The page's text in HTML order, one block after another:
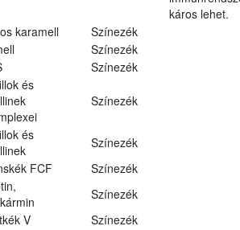
káros lehet.
karamell
Színezék
Színezék
Színezék
és
Színezék
és
Színezék
FCF
Színezék
Színezék
V Színezék